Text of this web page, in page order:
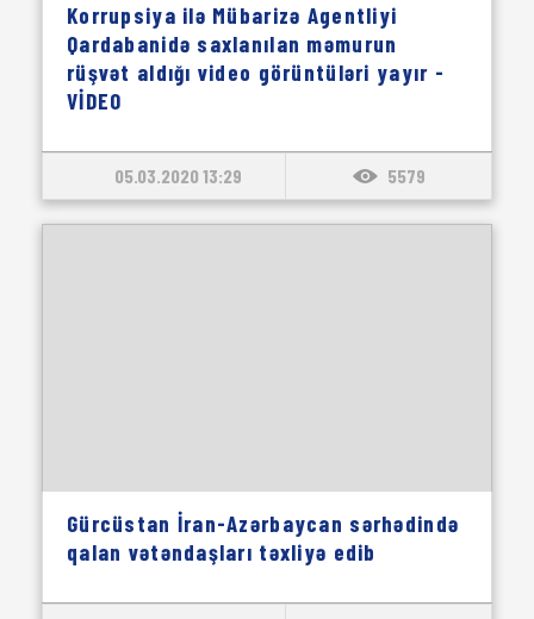
Korrupsiya ilə Mübarizə Agentliyi
Qardabanidə saxlanılan məmurun
rüşvət aldığı video görüntüləri yayır -
VİDEO
05.03.2020 13:29 5579
Gürcüstan İran-Azərbaycan sərhədində
qalan vətəndaşları təxliyə edib